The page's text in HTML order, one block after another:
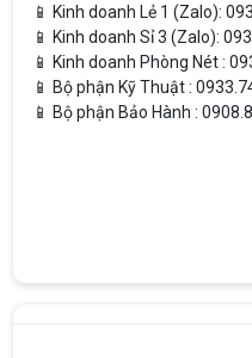
📱 Kinh doanh Lẻ 1 (Zalo):
📱 Kinh doanh Sỉ 3 (Zalo):
📱 Kinh doanh Phòng Nét :
📱 Bộ phận Kỹ Thuật :
📱 Bộ phận Bảo Hành :